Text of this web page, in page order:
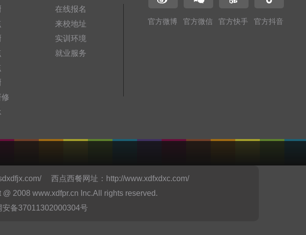
在线报名
来校地址
实训环境
就业服务
官方微博 官方微信 官方快手 官方抖音
西点西餐网址： http://www.xdfxdxc.com/
2008 www.xdfpr.cn Inc.All rights reserved.
安备37011302000304号